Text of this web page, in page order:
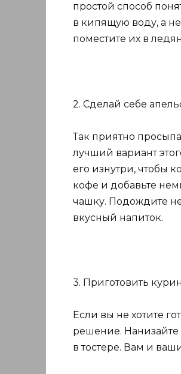
простой способ
в кипящую воду, а
поместите их в
2. Сделай себе
Так приятно
лучший вариант
его изнутри, чтобы
кофе и добавьте
чашку. Подождите
вкусный напиток.
3. Приготовить
Если вы не хотите
решение. Нанизайте
в тостере. Вам и